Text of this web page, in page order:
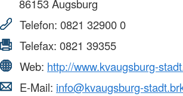
86153Augsburg
Telefon: 0821 32900 0
Telefax: 0821 39355
Web: http://www.kvaugsburg-
E-Mail: info@kvaugsburg-